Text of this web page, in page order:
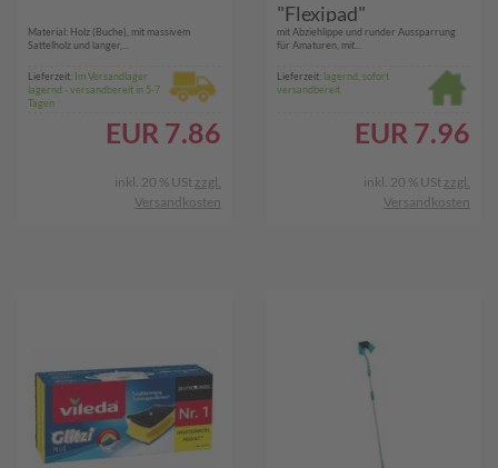
Material: Holz (Buche), mit massivem
Sattelholz und langer,...
Lieferzeit: Im Versandlager
lagernd - versandbereit in 5-7
Tagen
EUR 7.86
inkl. 20 % USt zzgl.
Versandkosten
"Flexipad"
mit Abziehlippe und runder Aussparrung
für Amaturen, mit...
Lieferzeit: lagernd, sofort
versandbereit
EUR 7.96
inkl. 20 % USt zzgl.
Versandkosten